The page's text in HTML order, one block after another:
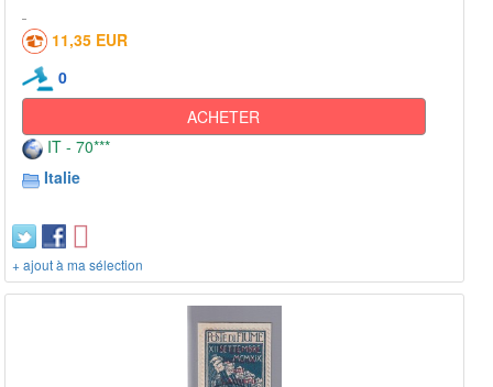
11,35 EUR
0
ACHETER
IT - 70***
Italie
+ ajout à ma sélection